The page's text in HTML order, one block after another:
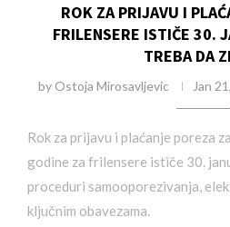
ROK ZA PRIJAVU I
FRILENSERE ISTIČE 30.
TREBA DA
by Ostoja Mirosavljevic Jan
Rok za prijavu i plaćanje poreza
godine za frilensere ističe 30.
proceduri samooporezivanja,
ključnim obavezama.